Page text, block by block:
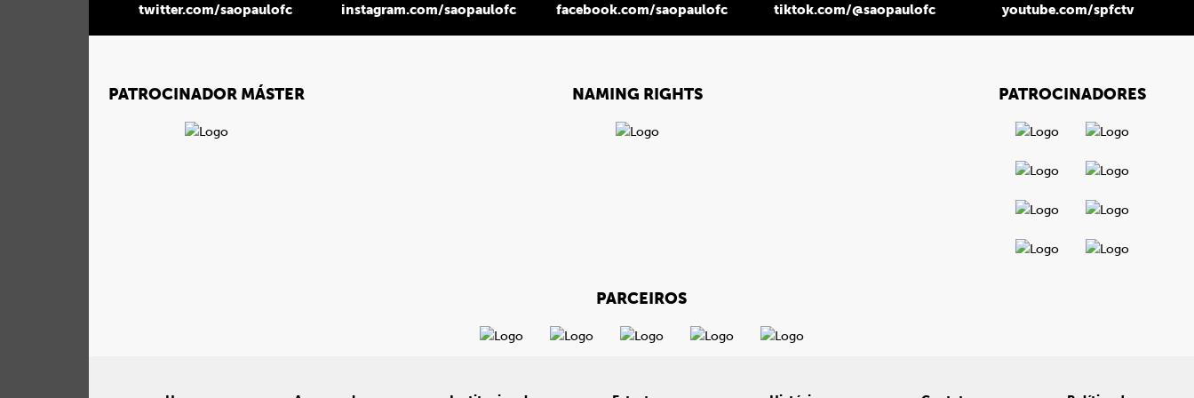
twitter.com/saopaulofc instagram.com/saopaulofc facebook.com/saopaulofc tiktok.com/@saopaulofc youtube.com/spfctv
PATROCINADOR MÁSTER NAMING RIGHTS PATROCINADORES
PARCEIROS